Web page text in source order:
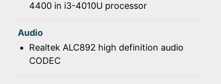
4400 in i3-4010U processor
Audio
Realtek ALC892 high definition audio
CODEC